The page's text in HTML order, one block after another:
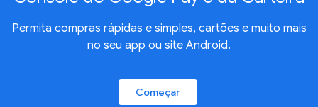
Permita compras rápidas e simples, cartões e muito mais
no seu app ou site Android.
Começar